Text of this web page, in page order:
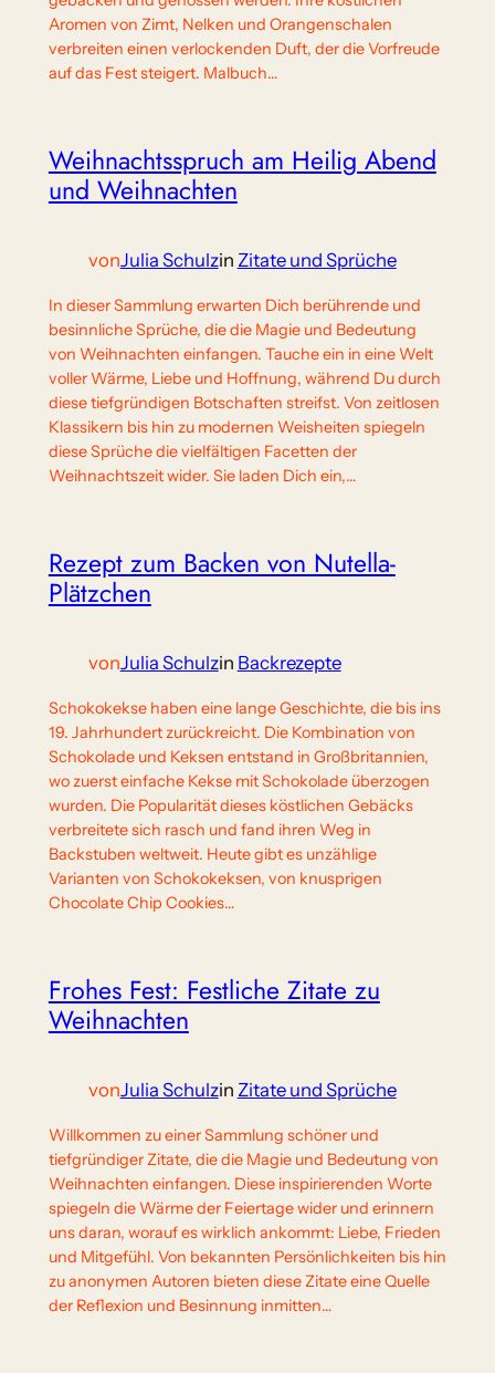
Aromen von Zimt, Nelken und Orangenschalen
verbreiten einen verlockenden Duft, der die Vorfreude
auf das Fest steigert. Malbuch…
Weihnachtsspruch am Heilig Abend
und Weihnachten
vonJulia Schulzin Zitate und Sprüche
In dieser Sammlung erwarten Dich berührende und
besinnliche Sprüche, die die Magie und Bedeutung
von Weihnachten einfangen. Tauche ein in eine Welt
voller Wärme, Liebe und Hoffnung, während Du durch
diese tiefgründigen Botschaften streifst. Von zeitlosen
Klassikern bis hin zu modernen Weisheiten spiegeln
diese Sprüche die vielfältigen Facetten der
Weihnachtszeit wider. Sie laden Dich ein,…
Rezept zum Backen von Nutella-
Plätzchen
vonJulia Schulzin Backrezepte
Schokokekse haben eine lange Geschichte, die bis ins
19. Jahrhundert zurückreicht. Die Kombination von
Schokolade und Keksen entstand in Großbritannien,
wo zuerst einfache Kekse mit Schokolade überzogen
wurden. Die Popularität dieses köstlichen Gebäcks
verbreitete sich rasch und fand ihren Weg in
Backstuben weltweit. Heute gibt es unzählige
Varianten von Schokokeksen, von knusprigen
Chocolate Chip Cookies…
Frohes Fest: Festliche Zitate zu
Weihnachten
vonJulia Schulzin Zitate und Sprüche
Willkommen zu einer Sammlung schöner und
tiefgründiger Zitate, die die Magie und Bedeutung von
Weihnachten einfangen. Diese inspirierenden Worte
spiegeln die Wärme der Feiertage wider und erinnern
uns daran, worauf es wirklich ankommt: Liebe, Frieden
und Mitgefühl. Von bekannten Persönlichkeiten bis hin
zu anonymen Autoren bieten diese Zitate eine Quelle
der Reflexion und Besinnung inmitten…